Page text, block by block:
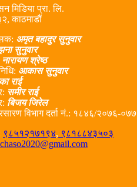
मिडिया प्रा. लि.
काठमाडौं
अमृत बहादुर सुनुवार
सुनुवार
नारायण श्रेष्ठ
आकास सुनुवार
राई
समीर राई
बिजय जिरेल
विभाग दर्ता नं‌.: १८४६/२०७६-०७७
९८५१२१७१९४, ९८१८८४३५०३